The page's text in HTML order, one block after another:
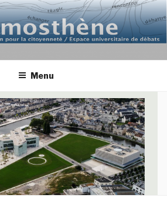
Menu